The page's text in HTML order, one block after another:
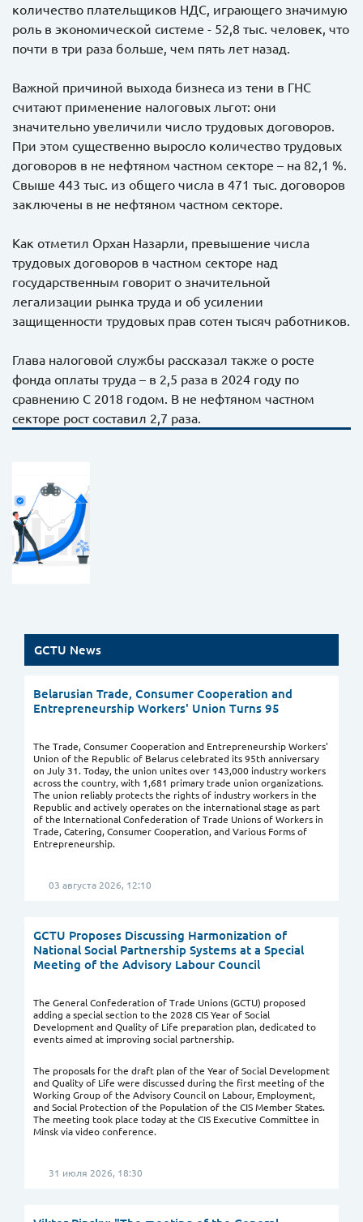
количество плательщиков НДС, играющего значимую
роль в экономической системе - 52,8 тыс. человек, что
почти в три раза больше, чем пять лет назад.
Важной причиной выхода бизнеса из тени в ГНС
считают применение налоговых льгот: они
значительно увеличили число трудовых договоров.
При этом существенно выросло количество трудовых
договоров в не нефтяном частном секторе – на 82,1 %.
Свыше 443 тыс. из общего числа в 471 тыс. договоров
заключены в не нефтяном частном секторе.
Как отметил Орхан Назарли, превышение числа
трудовых договоров в частном секторе над
государственным говорит о значительной
легализации рынка труда и об усилении
защищенности трудовых прав сотен тысяч работников.
Глава налоговой службы рассказал также о росте
фонда оплаты труда – в 2,5 раза в 2024 году по
сравнению С 2018 годом. В не нефтяном частном
секторе рост составил 2,7 раза.
GCTU News
Belarusian Trade, Consumer Cooperation and
Entrepreneurship Workers' Union Turns 95
The Trade, Consumer Cooperation and Entrepreneurship Workers'
Union of the Republic of Belarus celebrated its 95th anniversary
on July 31. Today, the union unites over 143,000 industry workers
across the country, with 1,681 primary trade union organizations.
The union reliably protects the rights of industry workers in the
Republic and actively operates on the international stage as part
of the International Confederation of Trade Unions of Workers in
Trade, Catering, Consumer Cooperation, and Various Forms of
Entrepreneurship.
03 августа 2026, 12:10
GCTU Proposes Discussing Harmonization of
National Social Partnership Systems at a Special
Meeting of the Advisory Labour Council
The General Confederation of Trade Unions (GCTU) proposed
adding a special section to the 2028 CIS Year of Social
Development and Quality of Life preparation plan, dedicated to
events aimed at improving social partnership.
The proposals for the draft plan of the Year of Social Development
and Quality of Life were discussed during the first meeting of the
Working Group of the Advisory Council on Labour, Employment,
and Social Protection of the Population of the CIS Member States.
The meeting took place today at the CIS Executive Committee in
Minsk via video conference.
31 июля 2026, 18:30